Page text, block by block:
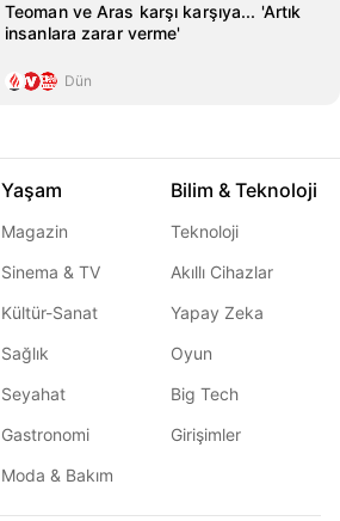
Teoman ve Aras karşı karşıya... 'Artık
insanlara zarar verme'
Dün
Yaşam
Magazin
Sinema & TV
Kültür-Sanat
Sağlık
Seyahat
Gastronomi
Moda & Bakım
Bilim & Teknoloji
Teknoloji
Akıllı Cihazlar
Yapay Zeka
Oyun
Big Tech
Girişimler